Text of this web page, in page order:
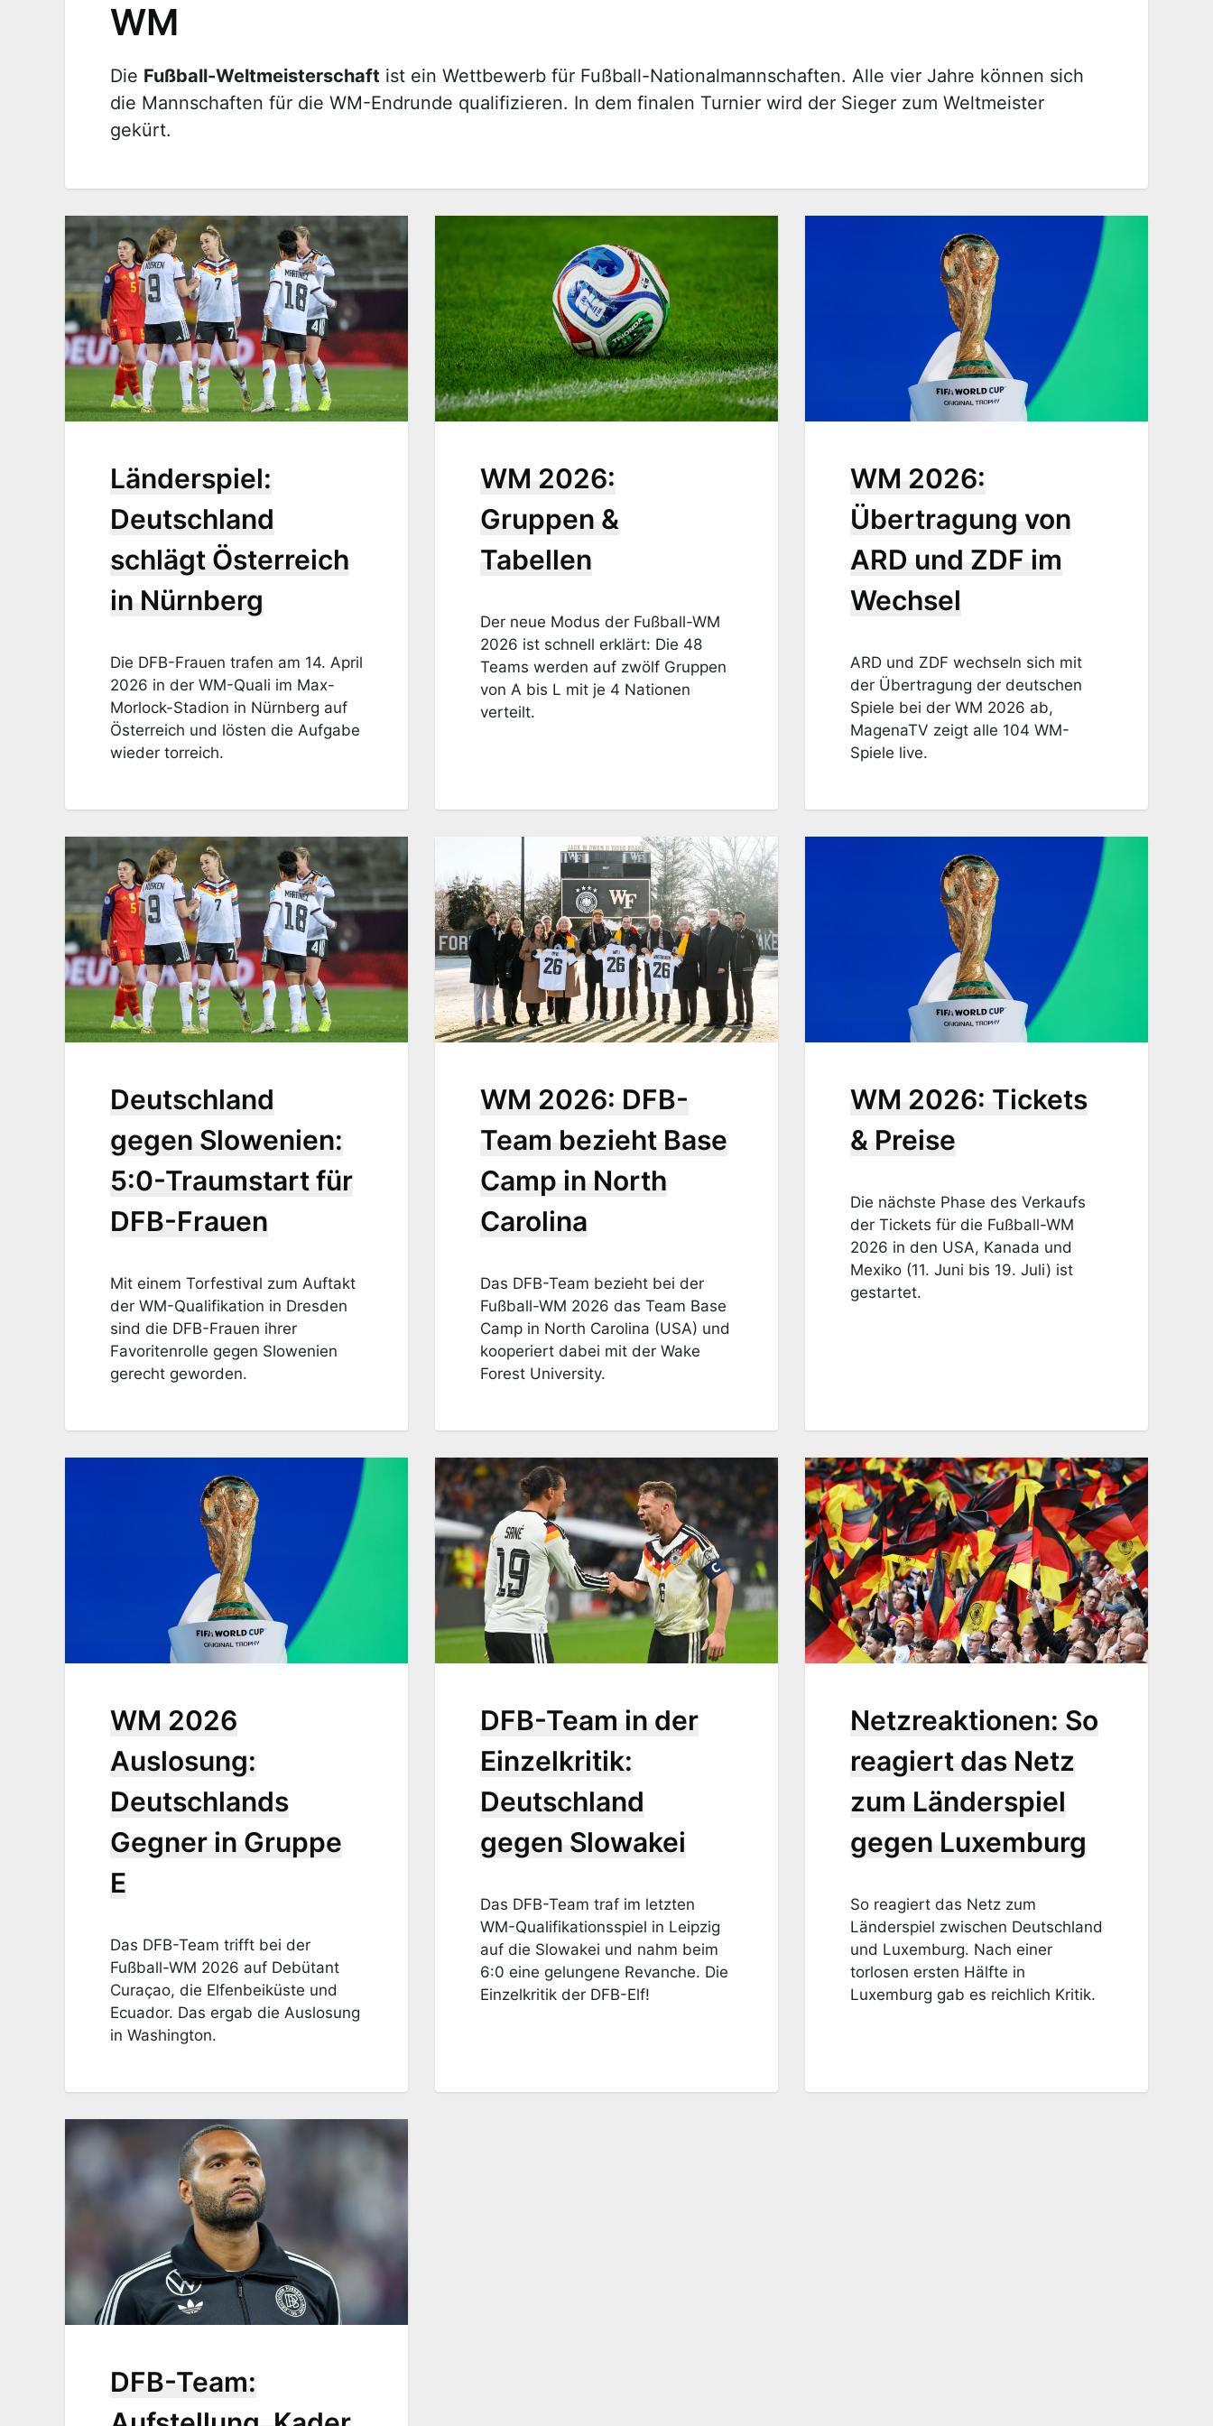
WM
Die Fußball-Weltmeisterschaft ist ein Wettbewerb für Fußball-Nationalmannschaften. Alle vier Jahre können sich
die Mannschaften für die WM-Endrunde qualifizieren. In dem finalen Turnier wird der Sieger zum Weltmeister
gekürt.
Länderspiel:
Deutschland
schlägt Österreich
in Nürnberg
Die DFB-Frauen trafen am 14. April
2026 in der WM-Quali im Max-
Morlock-Stadion in Nürnberg auf
Österreich und lösten die Aufgabe
wieder torreich.
WM 2026:
Gruppen &
Tabellen
Der neue Modus der Fußball-WM
2026 ist schnell erklärt: Die 48
Teams werden auf zwölf Gruppen
von A bis L mit je 4 Nationen
verteilt.
WM 2026:
Übertragung von
ARD und ZDF im
Wechsel
ARD und ZDF wechseln sich mit
der Übertragung der deutschen
Spiele bei der WM 2026 ab,
MagenaTV zeigt alle 104 WM-
Spiele live.
Deutschland
gegen Slowenien:
5:0-Traumstart für
DFB-Frauen
Mit einem Torfestival zum Auftakt
der WM-Qualifikation in Dresden
sind die DFB-Frauen ihrer
Favoritenrolle gegen Slowenien
gerecht geworden.
WM 2026: DFB-
Team bezieht Base
Camp in North
Carolina
Das DFB-Team bezieht bei der
Fußball-WM 2026 das Team Base
Camp in North Carolina (USA) und
kooperiert dabei mit der Wake
Forest University.
WM 2026: Tickets
& Preise
Die nächste Phase des Verkaufs
der Tickets für die Fußball-WM
2026 in den USA, Kanada und
Mexiko (11. Juni bis 19. Juli) ist
gestartet.
WM 2026
Auslosung:
Deutschlands
Gegner in Gruppe
E
Das DFB-Team trifft bei der
Fußball-WM 2026 auf Debütant
Curaçao, die Elfenbeiküste und
Ecuador. Das ergab die Auslosung
in Washington.
DFB-Team in der
Einzelkritik:
Deutschland
gegen Slowakei
Das DFB-Team traf im letzten
WM-Qualifikationsspiel in Leipzig
auf die Slowakei und nahm beim
6:0 eine gelungene Revanche. Die
Einzelkritik der DFB-Elf!
Netzreaktionen: So
reagiert das Netz
zum Länderspiel
gegen Luxemburg
So reagiert das Netz zum
Länderspiel zwischen Deutschland
und Luxemburg. Nach einer
torlosen ersten Hälfte in
Luxemburg gab es reichlich Kritik.
DFB-Team: